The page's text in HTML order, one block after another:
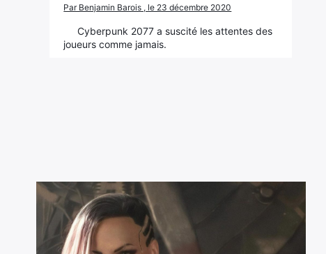
Par Benjamin Barois , le 23 décembre 2020
Cyberpunk 2077 a suscité les attentes des
joueurs comme jamais.